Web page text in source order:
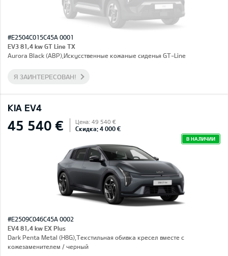
#E2504C015C45A 0001
EV3 81,4 kw GT Line TX
Aurora Black (ABP),Искусственные кожаные сиденья GT-Line
Я ЗАИНТЕРЕСОВАН!
KIA EV4
45 540 € Цена: 49 540 €
Скидка: 4 000 €
В НАЛИЧИИ
#E2509C046C45A 0002
EV4 81,4 kw EX Plus
Dark Penta Metal (H8G),Текстильная обивка кресел вместе с
кожезаменителем / черный